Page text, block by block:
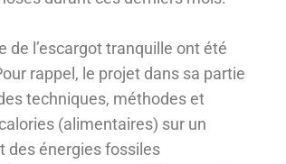
de l’escargot tranquille ont été
rappel, le projet dans sa partie
techniques, méthodes et
(alimentaires) sur un
des énergies fossiles